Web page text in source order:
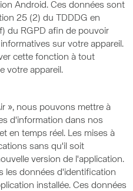
Android. Ces données sont
25 (2) du TDDDG en
du RGPD afin de pouvoir
sur votre appareil.
cette fonction à tout
votre appareil.
», nous pouvons mettre à
d'information dans nos
en temps réel. Les mises à
sans qu'il soit
version de l'application.
les données d'identification
installée. Ces données